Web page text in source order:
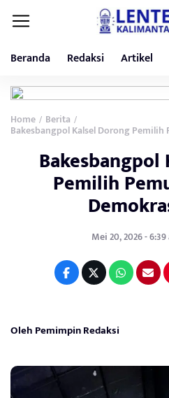
Beranda Redaksi Artikel
Home / Berita /
Bakesbangpol Kalsel Dorong Pemilih
Bakesbangpol
Pemilih
Mei 20, 2026 -
Oleh Pemimpin Redaksi